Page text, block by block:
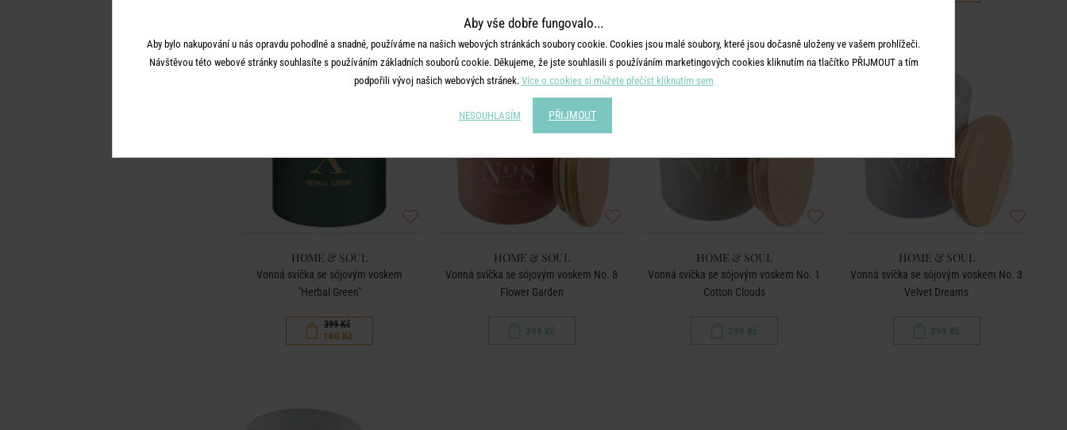
BESTSELLER -60%
HOME & SOUL
Vonná svíčka se sójovým voskem
"Herbal Green"
399 Kč
160 Kč
HOME & SOUL
Vonná svíčka se sójovým voskem No. 8
Flower Garden
399 Kč
HOME & SOUL
Vonná svíčka se sójovým voskem No. 1
Cotton Clouds
399 Kč
HOME & SOUL
Vonná svíčka se sójovým voskem No. 3
Velvet Dreams
399 Kč
Aby vše dobře fungovalo...
Aby bylo nakupování u nás opravdu pohodlné a snadné, používáme na našich webových stránkách soubory cookie. Cookies jsou malé soubory, které jsou dočasně uloženy ve vašem prohlížeči.
Návštěvou této webové stránky souhlasíte s používáním základních souborů cookie. Děkujeme, že jste souhlasili s používáním marketingových cookies kliknutím na tlačítko PŘIJMOUT a tím
podpořili vývoj našich webových stránek. Více o cookies si můžete přečíst kliknutím sem
NESOUHLASÍM PŘIJMOUT